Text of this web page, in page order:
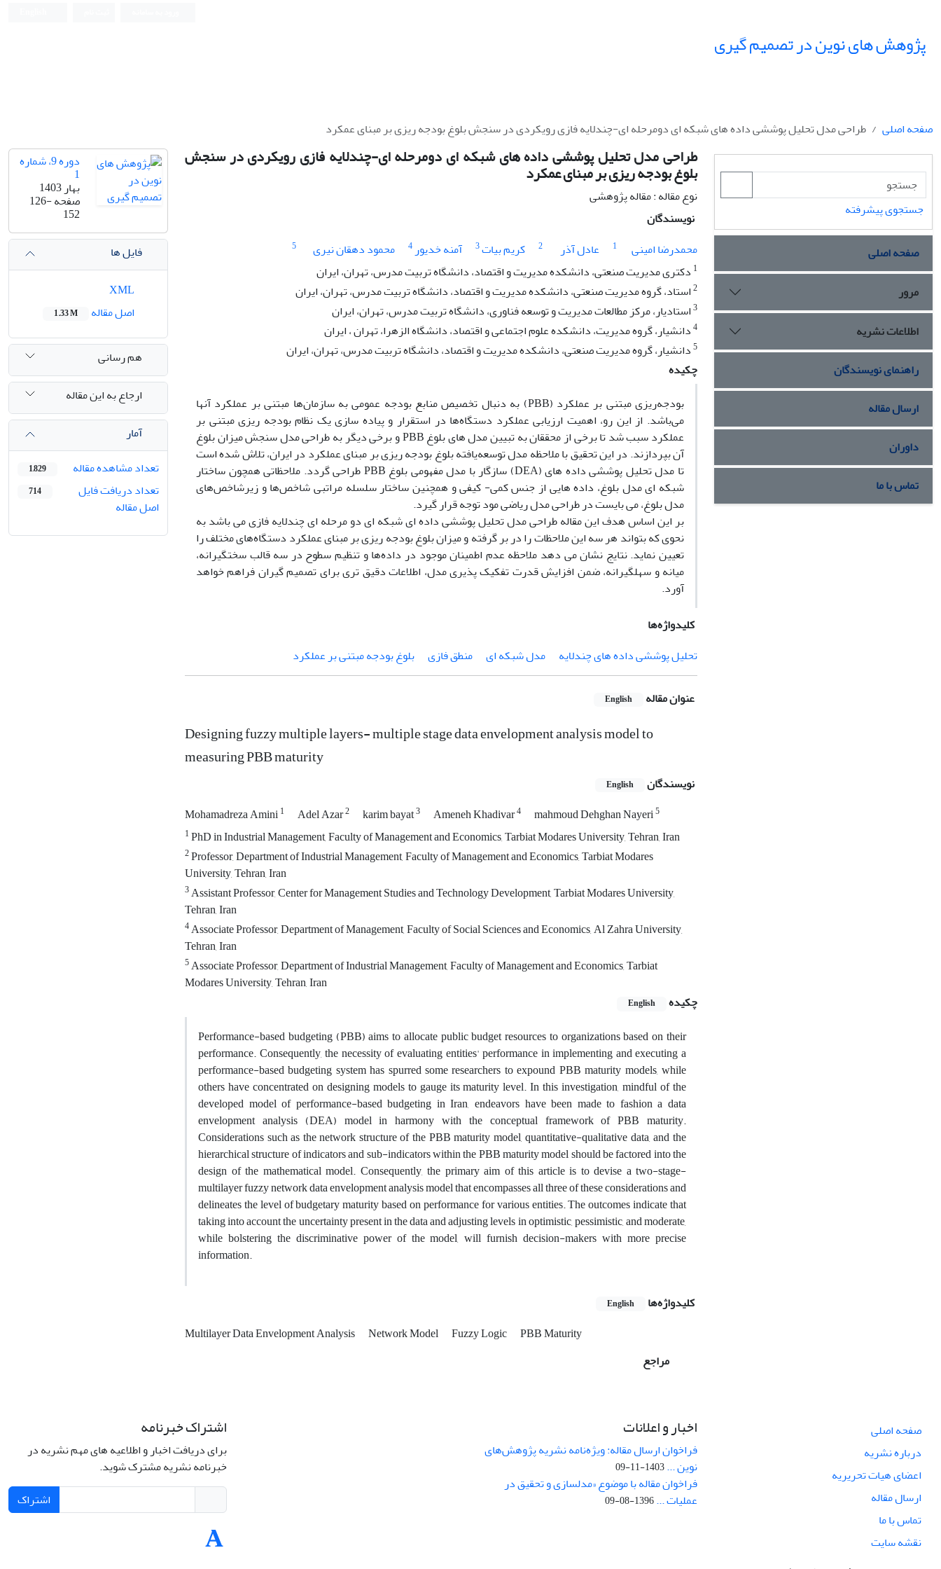
پژوهش های نوین در تصمیم گیری
صفحه اصلی طراحی مدل تحلیل پوششی داده های شبکه ای دومرحله ای-چندلایه فازی رویکردی در سنجش بلوغ بودجه ریزی بر مبنای عمکرد
طراحی مدل تحلیل پوششی داده های شبکه ای دومرحله ای-چندلایه فازی رویکردی در سنجش
بلوغ بودجه ریزی بر مبنای عمکرد
نوع مقاله : مقاله پژوهشی
نویسندگان
محمدرضا امینی
1 عادل آذر 2 کریم بیات3 آمنه خدیور4 محمود دهقان نیری
5
1 دکتری مدیریت صنعتی، دانشکده مدیریت و اقتصاد، دانشگاه تربیت مدرس، تهران، ایران
2استاد، گروه مدیریت صنعتی، دانشکده مدیریت و اقتصاد، دانشگاه تربیت مدرس، تهران، ایران
3استادیار، مرکز مطالعات مدیریت و توسعه فناوری، دانشگاه تربیت مدرس، تهران، ایران
4دانشیار، گروه مدیریت، دانشکده علوم اجتماعی و اقتصاد، دانشگاه الزهرا، تهران ، ایران
5دانشیار، گروه مدیریت صنعتی، دانشکده مدیریت و اقتصاد، دانشگاه تربیت مدرس، تهران، ایران
چکیده
بودجه‌ریزی مبتنی بر عملکرد (PBB) به دنبال تخصیص منابع بودجه عمومی به سازمان‌ها مبتنی بر عملکرد آنها
می‌باشد. از این رو، اهمیت ارزیابی عملکرد دستگاه‌ها در استقرار و پیاده سازی یک نظام بودجه ریزی مبتنی بر
عملکرد سبب شد تا برخی از محققان به تبیین مدل های بلوغ PBB و برخی دیگر به طراحی مدل سنجش میزان بلوغ
آن بپردازند. در این تحقیق با ملاحظه مدل توسعه‌یافته بلوغ بودجه ریزی بر مبنای عملکرد در ایران، تلاش شده است
تا مدل تحلیل پوششی داده های (DEA) سازگار با مدل مفهومی بلوغ PBB طراحی گردد. ملاحظاتی همچون ساختار
شبکه ای مدل بلوغ، داده هایی از جنس کمی- کیفی و همچنین ساختار سلسله مراتبی شاخص‌ها و زیرشاخص‌های
مدل بلوغ، می بایست در طراحی مدل ریاضی مود توجه قرار گیرد.
بر این اساس هدف این مقاله طراحی مدل تحلیل پوششی داده ای شبکه ای دو مرحله ای چندلایه فازی می باشد به
نحوی که بتواند هر سه این ملاحظات را در بر گرفته و میزان بلوغ بودجه ریزی بر مبنای عملکرد دستگاه‌های مختلف را
تعیین نماید. نتایج نشان می دهد ملاحظه عدم اطمینان موجود در داده‌ها و تنظیم سطوح در سه قالب سختگیرانه،
میانه و سهلگیرانه، ضمن افزایش قدرت تفکیک پذیری مدل، اطلاعات دقیق تری برای تصمیم گیران فراهم خواهد
آورد.
کلیدواژه‌ها
تحلیل پوششی داده های چندلایه
مدل شبکه ای منطق فازی بلوغ بودجه مبتنی بر عملکرد
عنوان مقاله English
Designing fuzzy multiple layers- multiple stage data envelopment analysis model to
measuring PBB maturity
نویسندگان English
Mohamadreza Amini1 Adel Azar2 karim bayat3 Ameneh Khadivar4 mahmoud Dehghan Nayeri5
1PhD in Industrial Management, Faculty of Management and Economics, Tarbiat Modares University, Tehran, Iran
2Professor, Department of Industrial Management, Faculty of Management and Economics, Tarbiat Modares
University, Tehran, Iran
3Assistant Professor, Center for Management Studies and Technology Development, Tarbiat Modares University,
Tehran, Iran
4Associate Professor, Department of Management, Faculty of Social Sciences and Economics, Al Zahra University,
Tehran, Iran
5Associate Professor, Department of Industrial Management, Faculty of Management and Economics, Tarbiat
Modares University, Tehran, Iran
چکیده
English
Performance-based budgeting (PBB) aims to allocate public budget resources to organizations based on their
performance. Consequently, the necessity of evaluating entities' performance in implementing and executing a
performance-based budgeting system has spurred some researchers to expound PBB maturity models, while
others have concentrated on designing models to gauge its maturity level. In this investigation, mindful of the
developed model of performance-based budgeting in Iran, endeavors have been made to fashion a data
envelopment analysis (DEA) model in harmony with the conceptual framework of PBB maturity.
Considerations such as the network structure of the PBB maturity model, quantitative-qualitative data, and the
hierarchical structure of indicators and sub-indicators within the PBB maturity model should be factored into the
design of the mathematical model. Consequently, the primary aim of this article is to devise a two-stage-
multilayer fuzzy network data envelopment analysis model that encompasses all three of these considerations and
delineates the level of budgetary maturity based on performance for various entities. The outcomes indicate that
taking into account the uncertainty present in the data and adjusting levels in optimistic, pessimistic, and moderate,
while bolstering the discriminative power of the model, will furnish decision-makers with more precise
information.
کلیدواژه‌ها English
Multilayer Data Envelopment Analysis Network Model Fuzzy Logic
PBB Maturity
مراجع
دوره 9، شماره
1
بهار 1403
صفحه126-
152
فایل ها
اصل مقاله
1.33 M
هم رسانی
ارجاع به این مقاله
آمار
تعداد مشاهده مقاله
1,829
تعداد دریافت فایل
اصل مقاله
714
جستجوی پیشرفته
صفحه اصلی
مرور
اطلاعات نشریه
راهنمای نویسندگان
ارسال مقاله
داوران
تماس با ما
صفحه اصلی
درباره نشریه
اعضای هیات تحریریه
ارسال مقاله
تماس با ما
نقشه سایت
اخبار و اعلانات
فراخوان ارسال مقاله: ویژه‌نامه نشریه پژوهش‌های
نوین ...1403-11-09
فراخوان مقاله با موضوع «مدلسازی و تحقیق در
عملیات ...1396-08-09
اشتراک خبرنامه
برای دریافت اخبار و اطلاعیه های مهم نشریه در
خبرنامه نشریه مشترک شوید.
اشتراک